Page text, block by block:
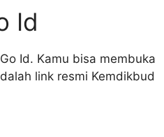
Id
Id. Kamu bisa membuka
link resmi Kemdikbud